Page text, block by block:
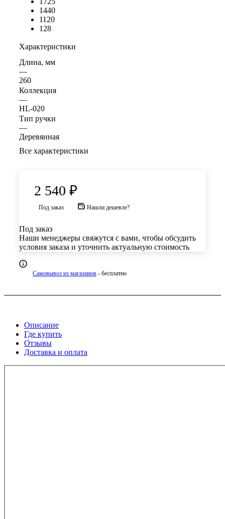
1440
1120
128
Характеристики
Длина, мм
—
260
Коллекция
—
HL-020
Тип ручки
—
Деревянная
Все характеристики
2 540 ₽
Под заказ Нашли дешевле?
Под заказ
Наши менеджеры свяжутся с вами, чтобы обсудить
условия заказа и уточнить актуальную стоимость
Самовывоз из магазинов - бесплатно
Описание
Где купить
Отзывы
Доставка и оплата